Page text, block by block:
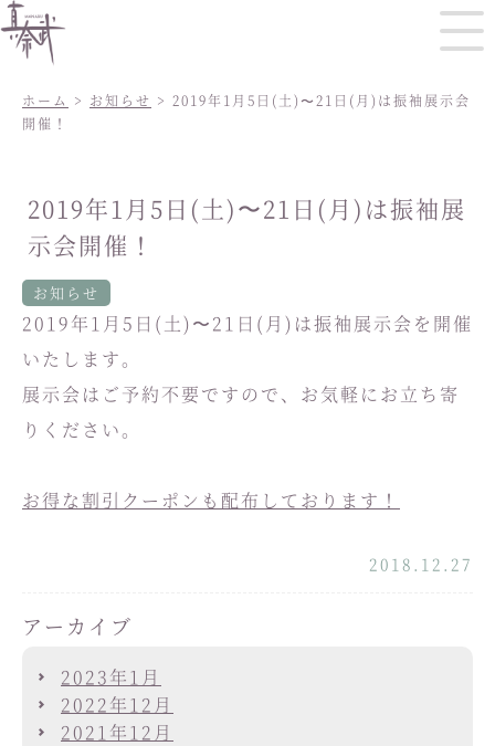
ホーム > お知らせ > 2019年1月5日(土)〜21日(月)は振袖展示会
開催！
2019年1月5日(土)〜21日(月)は振袖展
示会開催！
お知らせ
2019年1月5日(土)〜21日(月)は振袖展示会を開催
いたします。
展示会はご予約不要ですので、お気軽にお立ち寄
りください。
お得な割引クーポンも配布しております！
2018.12.27
アーカイブ
2023年1月
2022年12月
2021年12月